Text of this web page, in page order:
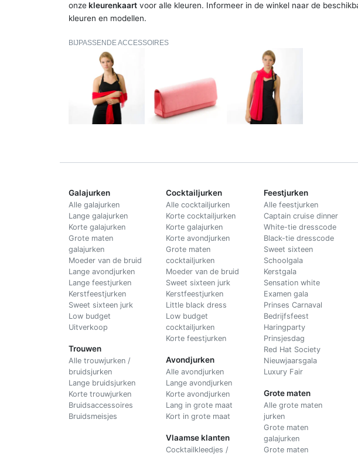
onzekleurenkaart voor alle kleuren. Informeer in de winkel naar de
kleuren en modellen.
BIJPASSENDE ACCESSOIRES
Galajurken
Alle galajurken
Lange galajurken
Korte galajurken
Grote maten
galajurken
Moeder van de bruid
Lange avondjurken
Lange feestjurken
Kerstfeestjurken
Sweet sixteen jurk
Low budget
Uitverkoop
Trouwen
Alle trouwjurken /
bruidsjurken
Lange bruidsjurken
Korte trouwjurken
Bruidsaccessoires
Bruidsmeisjes
Cocktailjurken
Alle cocktailjurken
Korte cocktailjurken
Korte galajurken
Korte avondjurken
Grote maten
cocktailjurken
Moeder van de bruid
Sweet sixteen jurk
Kerstfeestjurken
Little black dress
Low budget
cocktailjurken
Korte feestjurken
Avondjurken
Alle avondjurken
Lange avondjurken
Korte avondjurken
Lang in grote maat
Kort in grote maat
Vlaamse klanten
Cocktailkleedjes /
Feestjurken
Alle feestjurken
Captain cruise dinner
White-tie dresscode
Black-tie dresscode
Sweet sixteen
Schoolgala
Kerstgala
Sensation white
Examen gala
Prinses Carnaval
Bedrijfsfeest
Haringparty
Prinsjesdag
Red Hat Society
Nieuwjaarsgala
Luxury Fair
Grote maten
Alle grote maten
jurken
Grote maten
galajurken
Grote maten